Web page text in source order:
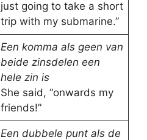
just going to take a short
trip with my submarine.”
Een komma als geen van
beide zinsdelen een
hele zin is
She said, “onwards my
friends!”
Een dubbele punt als de